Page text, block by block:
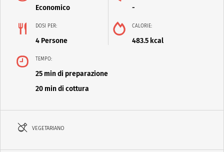
Economico -
DOSI PER:
4 Persone
CALORIE:
483.5 kcal
TEMPO:
25 min di preparazione
20 min di cottura
VEGETARIANO